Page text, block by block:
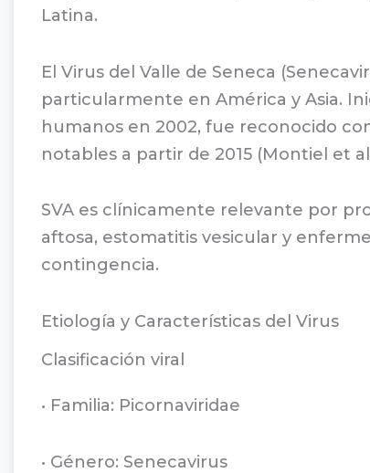
Latina.
El Virus del Valle de Seneca
particularmente en América y Asia.
humanos en 2002, fue reconocido
notables a partir de 2015 (Montiel et
SVA es clínicamente relevante por
aftosa, estomatitis vesicular y
contingencia.
Etiología y Características del Virus
Clasificación viral
• Familia: Picornaviridae
• Género: Senecavirus